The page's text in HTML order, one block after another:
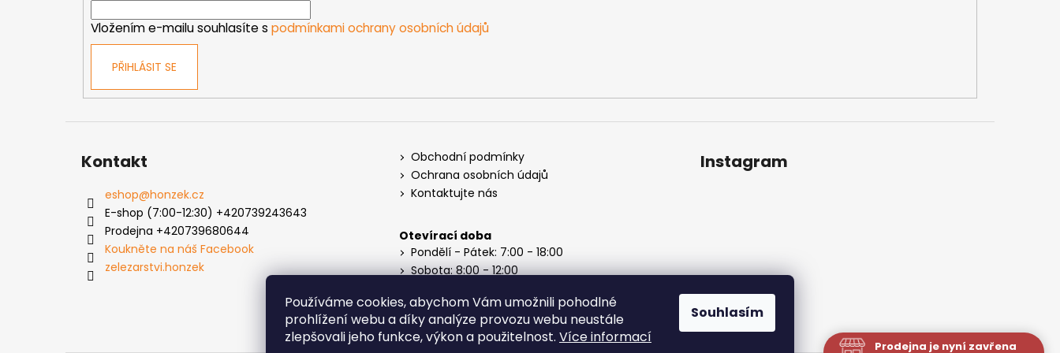
Používáme cookies, abychom Vám umožnili pohodlné
prohlížení webu a díky analýze provozu webu neustále
zlepšovali jeho funkce, výkon a použitelnost. Více informací
Souhlasím
Vložením e-mailu souhlasíte s podmínkami ochrany osobních údajů
PŘIHLÁSIT SE
Kontakt
eshop@honzek.cz
E-shop (7:00-12:30) +420739243643
Prodejna +420739680644
Koukněte na náš Facebook
zelezarstvi.honzek
Obchodní podmínky
Ochrana osobních údajů
Kontaktujte nás
Otevírací doba
Pondělí - Pátek: 7:00 - 18:00
Sobota: 8:00 - 12:00
Instagram
Prodejna je nyní zavřena